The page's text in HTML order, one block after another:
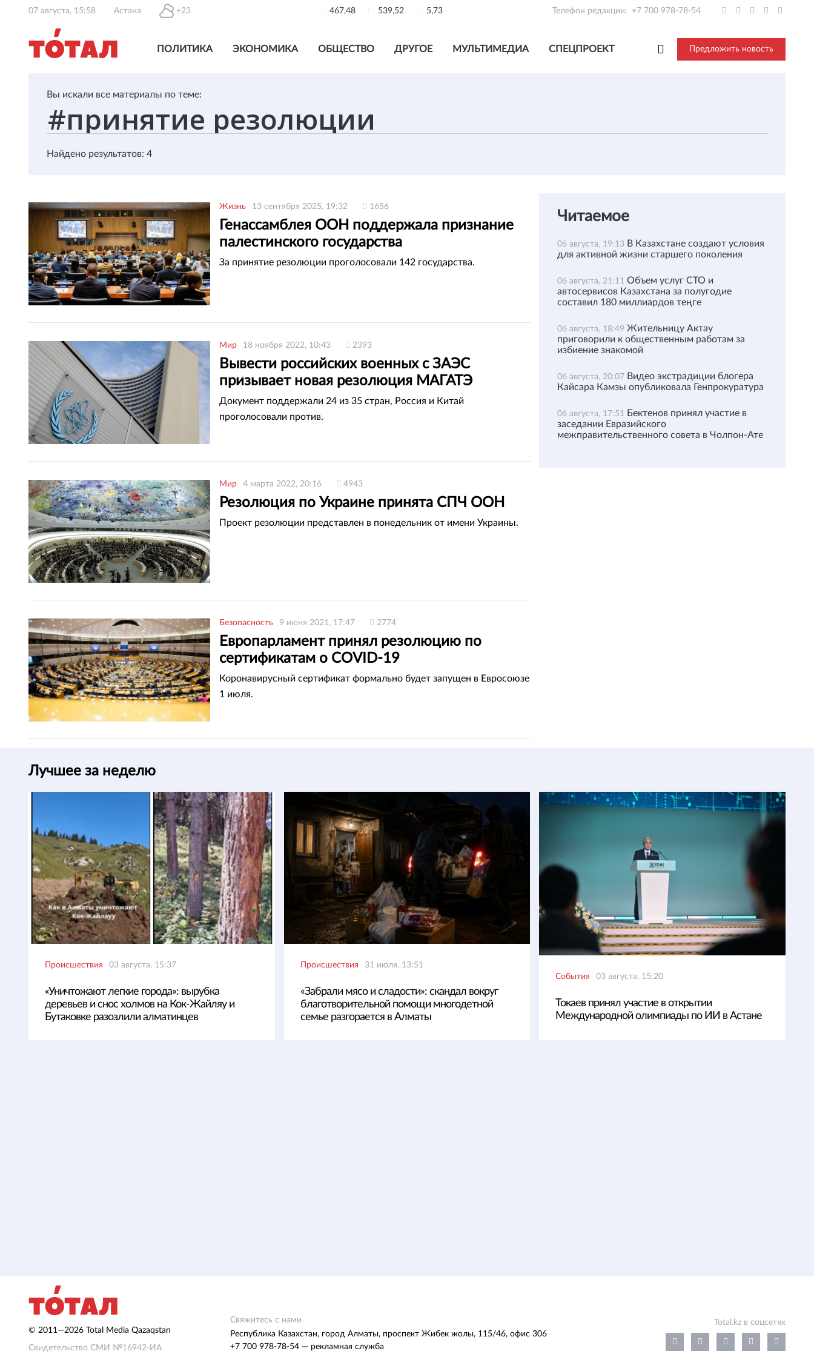
07 августа, 15:58 Астана +23 467,48 539,52 5,73 Телефон редакции: +7 700 978-78-54
ПОЛИТИКА ЭКОНОМИКА ОБЩЕСТВО ДРУГОЕ МУЛЬТИМЕДИА СПЕЦПРОЕКТ Предложить новость
Вы искали все материалы по теме:
Найдено результатов: 4
Жизнь 13 сентября 2025, 19:32 1656
Генассамблея ООН поддержала признание
палестинского государства
За принятие резолюции проголосовали 142 государства.
Мир 18 ноября 2022, 10:43 2393
Вывести российских военных с ЗАЭС
призывает новая резолюция МАГАТЭ
Документ поддержали 24 из 35 стран, Россия и Китай
проголосовали против.
Мир 4 марта 2022, 20:16 4943
Резолюция по Украине принята СПЧ ООН
Проект резолюции представлен в понедельник от имени Украины.
Безопасность 9 июня 2021, 17:47 2774
Европарламент принял резолюцию по
сертификатам о COVID-19
Коронавирусный сертификат формально будет запущен в Евросоюзе
1 июля.
Читаемое
06 августа, 19:13 В Казахстане создают условия
для активной жизни старшего поколения
06 августа, 21:11 Объем услуг СТО и
автосервисов Казахстана за полугодие
составил 180 миллиардов теңге
06 августа, 18:49 Жительницу Актау
приговорили к общественным работам за
избиение знакомой
06 августа, 20:07 Видео экстрадиции блогера
Кайсара Камзы опубликовала Генпрокуратура
06 августа, 17:51 Бектенов принял участие в
заседании Евразийского
межправительственного совета в Чолпон-Ате
Лучшее за неделю
Происшествия 03 августа, 15:37
«Уничтожают легкие города»: вырубка
деревьев и снос холмов на Кок-Жайляу и
Бутаковке разозлили алматинцев
Происшествия 31 июля, 13:51
«Забрали мясо и сладости»: скандал вокруг
благотворительной помощи многодетной
семье разгорается в Алматы
События 03 августа, 15:20
Токаев принял участие в открытии
Международной олимпиады по ИИ в Астане
© 2011—2026 Total Media Qazaqstan
Свидетельство СМИ №16942-ИА
Свяжитесь с нами
Республика Казахстан, город Алматы, проспект Жибек жолы, 115/46, офис 306
+7 700 978-78-54 — рекламная служба
Total.kz в соцсетях